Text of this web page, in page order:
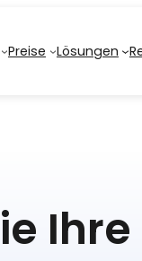
Preise Lösungen
Ihre